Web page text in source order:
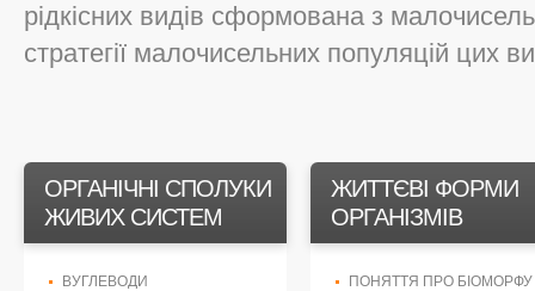
рідкісних видів сформована з
стратегії малочисельних популяцій цих
ОРГАНІЧНІ СПОЛУКИ
ЖИВИХ СИСТЕМ
ВУГЛЕВОДИ
ЖИТТЄВІ ФОРМИ
ОРГАНІЗМІВ
ПОНЯТТЯ ПРО БІОМОРФУ